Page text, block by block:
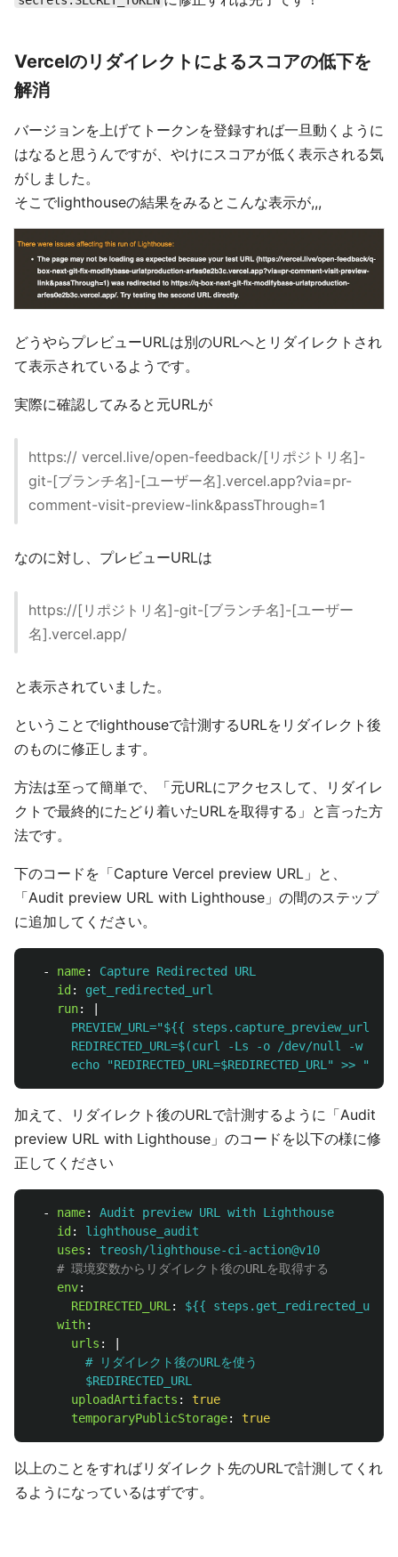
Vercelのリダイレクトによるスコアの低下を
解消
バージョンを上げてトークンを登録すれば一旦動くように
はなると思うんですが、やけにスコアが低く表示される気
がしました。
そこでlighthouseの結果をみるとこんな表示が,,,
どうやらプレビューURLは別のURLへとリダイレクトされ
て表示されているようです。
実際に確認してみると元URLが
https:// vercel.live/open-feedback/[リポジトリ名]-
git-[ブランチ名]-[ユーザー名].vercel.app?via=pr-
comment-visit-preview-link&passThrough=1
なのに対し、プレビューURLは
https://[リポジトリ名]-git-[ブランチ名]-[ユーザー
名].vercel.app/
と表示されていました。
ということでlighthouseで計測するURLをリダイレクト後
のものに修正します。
方法は至って簡単で、「元URLにアクセスして、リダイレ
クトで最終的にたどり着いたURLを取得する」と言った方
法です。
下のコードを「Capture Vercel preview URL」と、
「Audit preview URL with Lighthouse」の間のステップ
に追加してください。
- name:
Capture Redirected URL
id :
get_redirected_url
run:
PREVIEW_URL="${{
REDIRECTED_URL=$(curl -Ls -o /dev/null -w
echo "REDIRECTED_URL=$REDIRECTED_URL" >>
加えて、リダイレクト後のURLで計測するように「Audit
preview URL with Lighthouse」のコードを以下の様に修
正してください
- name:
Audit preview URL with Lighthouse
id :
lighthouse_audit
uses :
treosh/lighthouse-ci-action@v10
# 環境変数からリダイレクト後のURLを取得する
env:
REDIRECTED_URL :
${{
with:
urls :
# リダイレクト後のURLを使う
$REDIRECTED_URL
uploadArtifacts :
true
temporaryPublicStorage: true
以上のことをすればリダイレクト先のURLで計測してくれ
るようになっているはずです。